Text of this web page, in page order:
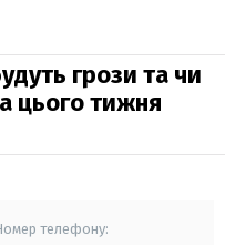
грози та чи
цього тижня
телефону: